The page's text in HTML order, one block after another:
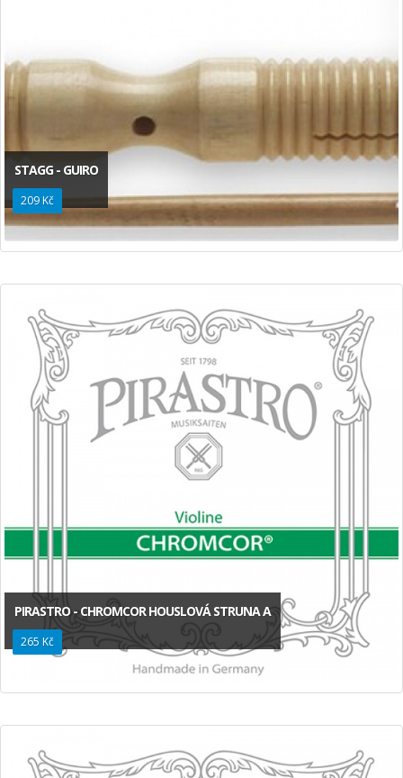
STAGG - GUIRO
209 Kč
PIRASTRO - CHROMCOR HOUSLOVÁ STRUNA A
265 Kč